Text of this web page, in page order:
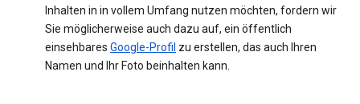
Inhalten in in vollem Umfang nutzen möchten, fordern wir
Sie möglicherweise auch dazu auf, ein öffentlich
einsehbares Google-Profil zu erstellen, das auch Ihren
Namen und Ihr Foto beinhalten kann.